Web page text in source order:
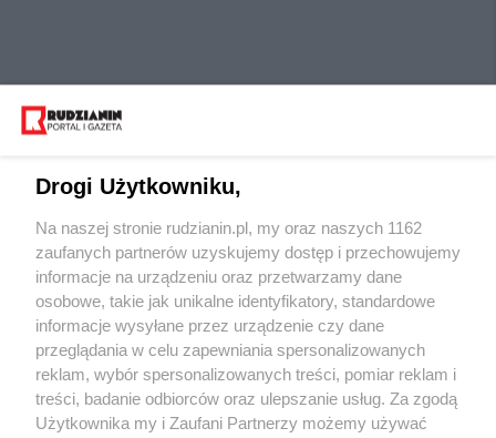
Wydawca mediów lokalnych
Nie zapomnij
zapoznać się z:
polityką prywatności regulamin korzystania z portali
Twojemiasto Skontaktuj sięz nami
Drogi Użytkowniku,
Na naszej stronie rudzianin.pl, my oraz naszych 1162
zaufanych partnerów uzyskujemy dostęp i przechowujemy
informacje na urządzeniu oraz przetwarzamy dane
osobowe, takie jak unikalne identyfikatory, standardowe
informacje wysyłane przez urządzenie czy dane
przeglądania w celu zapewniania spersonalizowanych
reklam, wybór spersonalizowanych treści, pomiar reklam i
treści, badanie odbiorców oraz ulepszanie usług. Za zgodą
Użytkownika my i Zaufani Partnerzy możemy używać